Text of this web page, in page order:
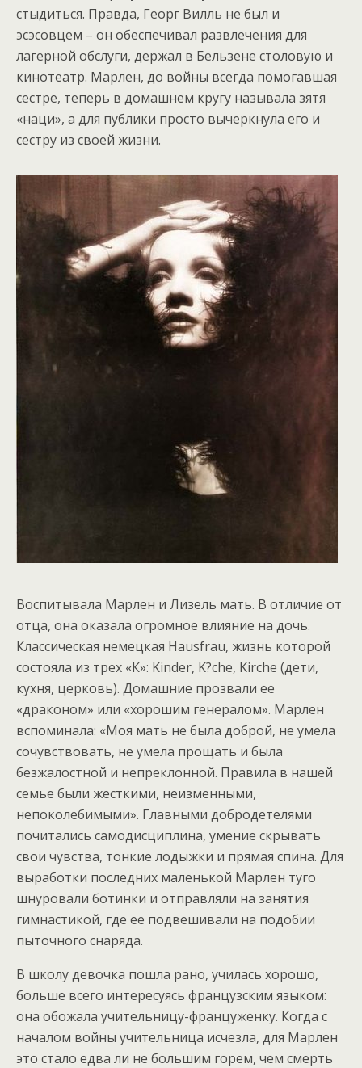
стыдиться. Правда, Георг Вилль не был и
эсэсовцем – он обеспечивал развлечения для
лагерной обслуги, держал в Бельзене столовую и
кинотеатр. Марлен, до войны всегда помогавшая
сестре, теперь в домашнем кругу называла зятя
«наци», а для публики просто вычеркнула его и
сестру из своей жизни.
Воспитывала Марлен и Лизель мать. В отличие от
отца, она оказала огромное влияние на дочь.
Классическая немецкая Hausfrau, жизнь которой
состояла из трех «К»: Kinder, K?che, Kirche (дети,
кухня, церковь). Домашние прозвали ее
«драконом» или «хорошим генералом». Марлен
вспоминала: «Моя мать не была доброй, не умела
сочувствовать, не умела прощать и была
безжалостной и непреклонной. Правила в нашей
семье были жесткими, неизменными,
непоколебимыми». Главными добродетелями
почитались самодисциплина, умение скрывать
свои чувства, тонкие лодыжки и прямая спина. Для
выработки последних маленькой Марлен туго
шнуровали ботинки и отправляли на занятия
гимнастикой, где ее подвешивали на подобии
пыточного снаряда.
В школу девочка пошла рано, училась хорошо,
больше всего интересуясь французским языком:
она обожала учительницу-француженку. Когда с
началом войны учительница исчезла, для Марлен
это стало едва ли не большим горем, чем смерть